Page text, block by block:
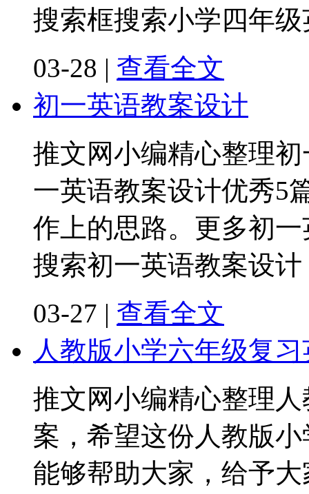
搜索框搜索小学四年
03-28 | 查看全文
初一英语教案设计
推文网小编精心整理
一英语教案设计优秀5
作上的思路。更多初
搜索初一英语教案设
03-27 | 查看全文
人教版小学六年级复
推文网小编精心整理
案，希望这份人教版
能够帮助大家，给予